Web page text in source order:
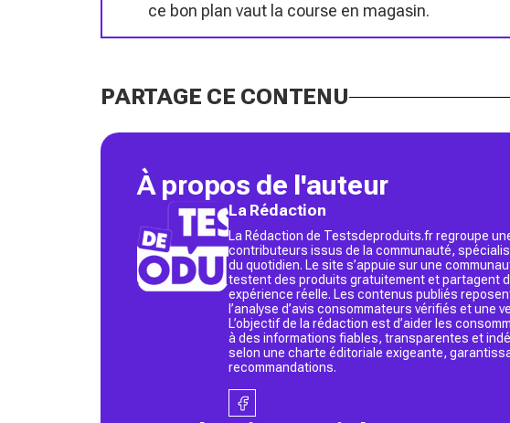
ce bon plan vaut la course en magasin.
PARTAGE CE CONTENU
À propos de l'auteur
La Rédaction
La Rédaction de Testsdeproduits.fr regroupe
contributeurs issus de la communauté,
du quotidien. Le site s’appuie sur une
testent des produits gratuitement et partagent
expérience réelle. Les contenus publiés
l’analyse d’avis consommateurs vérifiés et une
L’objectif de la rédaction est d’aider les
à des informations fiables, transparentes et
selon une charte éditoriale exigeante,
recommandations.